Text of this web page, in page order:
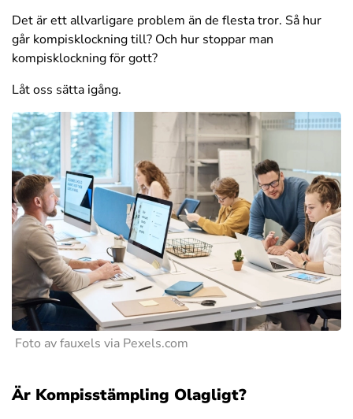
Det är ett allvarligare problem än de flesta tror. Så hur
går kompisklockning till? Och hur stoppar man
kompisklockning för gott?
Låt oss sätta igång.
Foto av fauxels via Pexels.com
Är Kompisstämpling Olagligt?